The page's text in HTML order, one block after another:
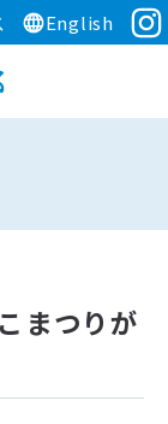
English
まつりが